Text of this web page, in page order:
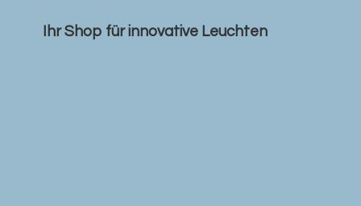
Ihr Shop fürinnovative Leuchten